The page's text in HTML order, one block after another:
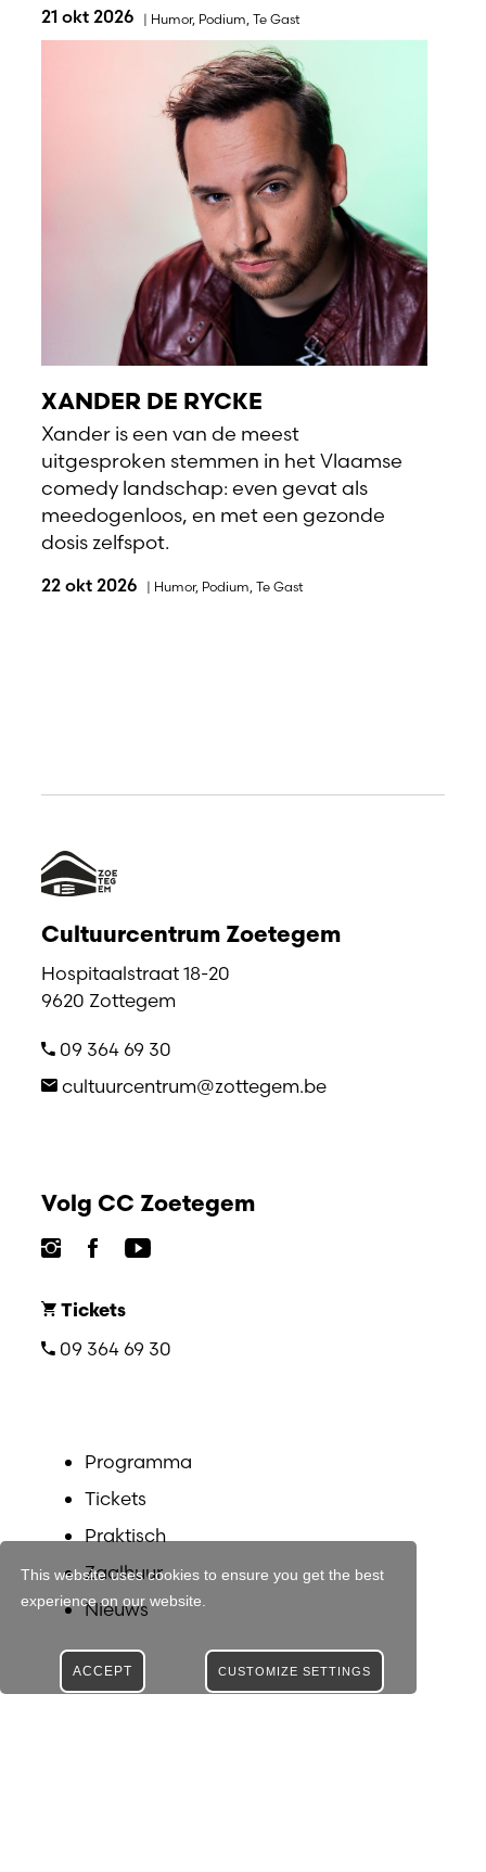
This website uses cookies to ensure you get the best
experience on our website.
CUSTOMIZE SETTINGS
ACCEPT
21 okt 2026 | Humor, Podium Te Gast
XANDER DE RYCKE
Xander is een van de meest
uitgesproken stemmen in het Vlaamse
comedy landschap: even gevat als
meedogenloos, en met een gezonde
dosis zelfspot.
22 okt 2026 | Humor, Podium Te Gast
Cultuurcentrum Zoetegem
Hospitaalstraat 18-20
9620 Zottegem
09 364 69 30
cultuurcentrum@zottegem.be
Volg CC Zoetegem
Tickets
09 364 69 30
Programma
Tickets
Praktisch
Zaalhuur
Nieuws